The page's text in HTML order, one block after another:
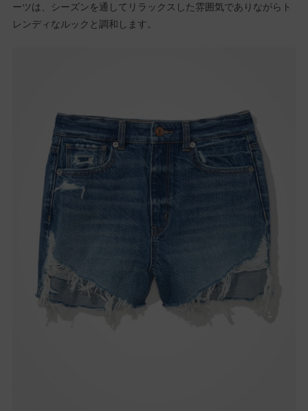
ーツは、シーズンを通してリラックスした雰囲気でありながらト
レンディなルックと調和します。